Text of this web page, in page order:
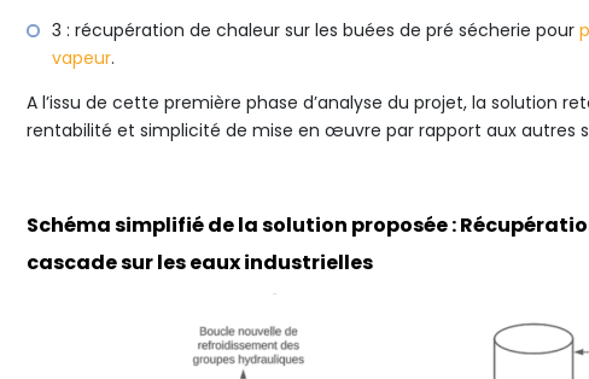
3 : récupération de chaleur sur les buées de pré sécherie pour
vapeur.
A l’issu de cette première phase d’analyse du projet, la solution
rentabilité et simplicité de mise en œuvre par rapport aux autres
Schéma simplifié de la solution proposée :
cascade sur les eaux industrielles